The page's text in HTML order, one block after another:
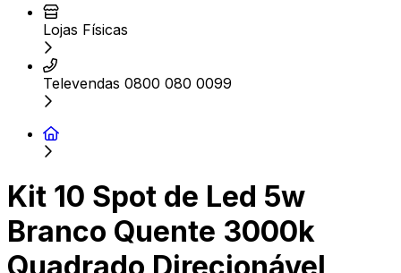
Lojas Físicas
Televendas 0800 080 0099
Kit 10 Spot de Led 5w
Branco Quente 3000k